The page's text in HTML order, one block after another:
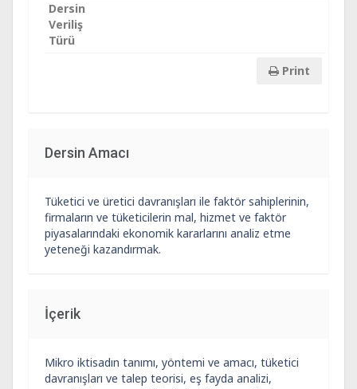
Dersin
Veriliş
Türü
Print
Dersin Amacı
Tüketici ve üretici davranışları ile faktör sahiplerinin,
firmaların ve tüketicilerin mal, hizmet ve faktör
piyasalarındaki ekonomik kararlarını analiz etme
yeteneği kazandırmak.
İçerik
Mikro iktisadın tanımı, yöntemi ve amacı, tüketici
davranışları ve talep teorisi, eş fayda analizi,